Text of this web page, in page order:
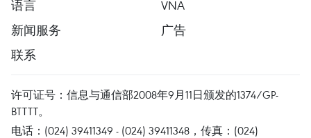
语言
VNA
新闻服务
广告
联系
许可证号：信息与通信部2008年9月11日颁发的1374/GP-
BTTTT。
电话：(024) 39411349 - (024) 39411348，传真：(024)